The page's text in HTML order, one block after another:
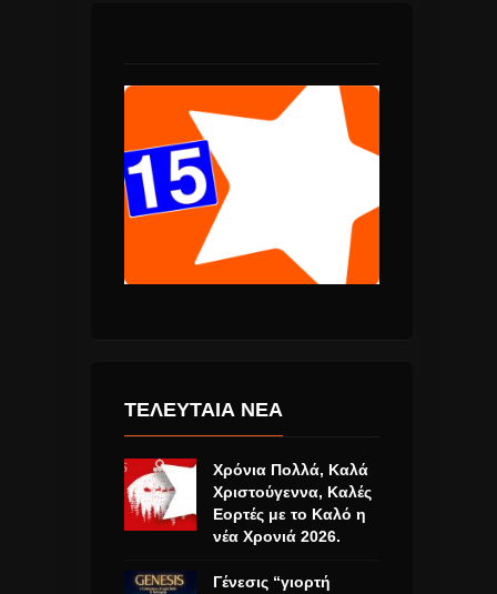
ΤΕΛΕΥΤΑΙΑ ΝΕΑ
Χρόνια Πολλά, Καλά
Χριστούγεννα, Καλές
Εορτές με το Καλό η
νέα Χρονιά 2026.
Γένεσις “γιορτή